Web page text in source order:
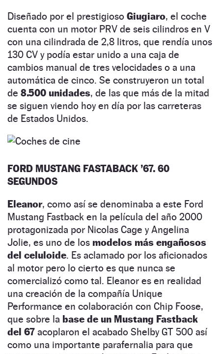
Diseñado por el prestigioso Giugiaro, el coche
cuenta con un motor PRV de seis cilindros en V
con una cilindrada de 2,8 litros, que rendía unos
130 CV y podía estar unido a una caja de
cambios manual de tres velocidades o a una
automática de cinco. Se construyeron un total
de 8.500 unidades, de las que más de la mitad
se siguen viendo hoy en día por las carreteras
de Estados Unidos.
FORD MUSTANG FASTABACK ’67. 60
SEGUNDOS
Eleanor, como así se denominaba a este Ford
Mustang Fastback en la película del año 2000
protagonizada por Nicolas Cage y Angelina
Jolie, es uno de los modelos más engañosos
del celuloide. Es aclamado por los aficionados
al motor pero lo cierto es que nunca se
comercializó como tal. Eleanor es en realidad
una creación de la compañía Unique
Performance en colaboración con Chip Foose,
que sobre la base de un Mustang Fastback
del 67 acoplaron el acabado Shelby GT 500 así
como una importante parafernalia para que